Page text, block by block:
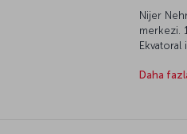
Nijer
merkezi.
Ekvatoral
sağanak
Daha